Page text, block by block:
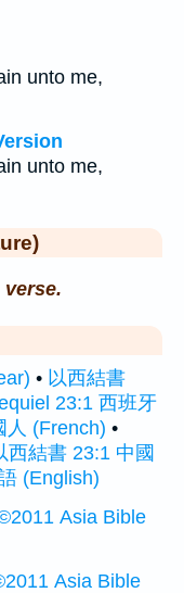
unto me,
unto me,
• 以西結書
23:1 西班牙
人 (French) •
西結書 23:1 中國
(English)
Asia Bible
Asia Bible